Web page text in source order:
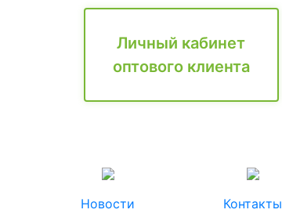
Личный кабинет
оптового клиента
Новости Контакты